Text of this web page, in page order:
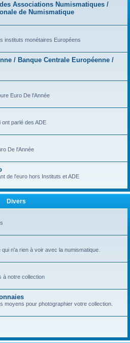
Associations Numismatiques /
de Numismatique
instituts monétaires Européens
/ Banque Centrale Européenne /
Euro De l'Année
parlé des ADE
De l'Année
de l'euro hors Instituts et ADE
Divers
n'a rien à voir avec la numismatique.
à notre collection
moyens pour photographier votre collection.